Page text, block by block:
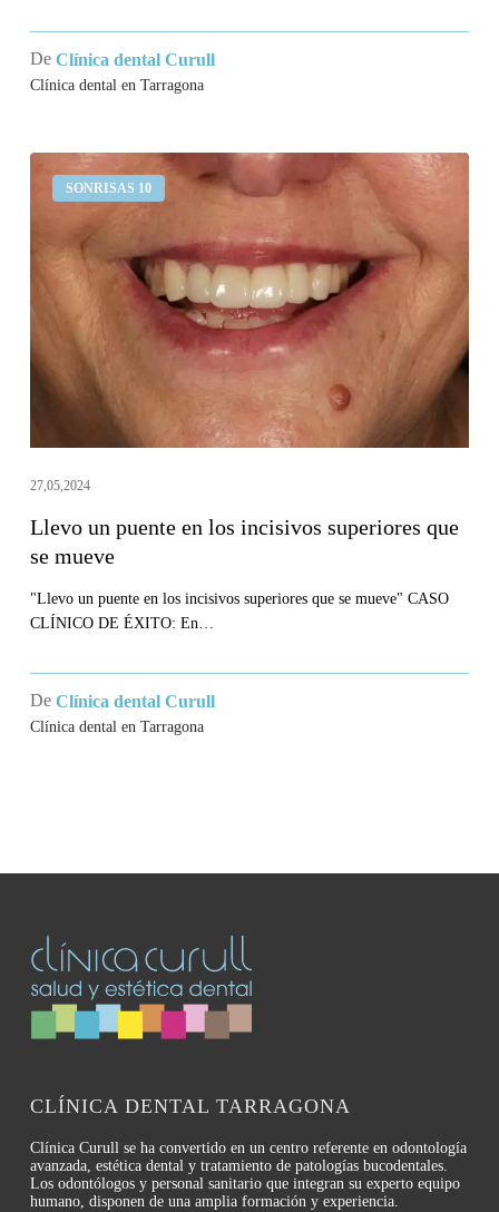
De Clínica dental Curull
Clínica dental en Tarragona
SONRISAS 10
incisivos
superiores
que
mueve
27,05,2024
Llevo un puente en los incisivos superiores que
se mueve
"Llevo un puente en los incisivos superiores que se mueve" CASO
CLÍNICO DE ÉXITO: En…
De Clínica dental Curull
Clínica dental en Tarragona
CLÍNICA DENTAL TARRAGONA
Clínica Curull se ha convertido en un centro referente en odontología
avanzada, estética dental y tratamiento de patologías bucodentales.
Los odontólogos y personal sanitario que integran su experto equipo
humano, disponen de una amplia formación y experiencia.